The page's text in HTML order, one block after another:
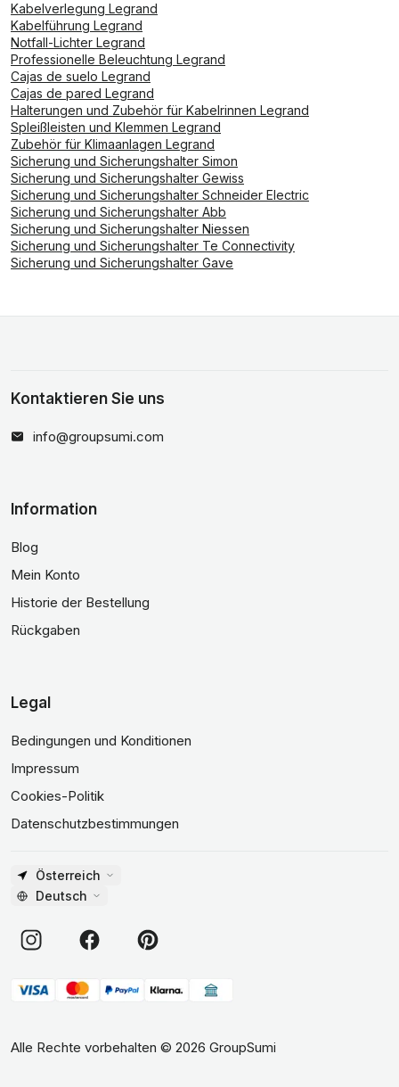
Kabelverlegung Legrand
Kabelführung Legrand
Notfall-Lichter Legrand
Professionelle Beleuchtung Legrand
Cajas de suelo Legrand
Cajas de pared Legrand
Halterungen und Zubehör für Kabelrinnen Legrand
Spleißleisten und Klemmen Legrand
Zubehör für Klimaanlagen Legrand
Sicherung und Sicherungshalter Simon
Sicherung und Sicherungshalter Gewiss
Sicherung und Sicherungshalter Schneider Electric
Sicherung und Sicherungshalter Abb
Sicherung und Sicherungshalter Niessen
Sicherung und Sicherungshalter Te Connectivity
Sicherung und Sicherungshalter Gave
Kontaktieren Sie uns
info@groupsumi.com
Information
Blog
Mein Konto
Historie der Bestellung
Rückgaben
Legal
Bedingungen und Konditionen
Impressum
Cookies-Politik
Datenschutzbestimmungen
Österreich
Deutsch
Alle Rechte vorbehalten © 2026 GroupSumi